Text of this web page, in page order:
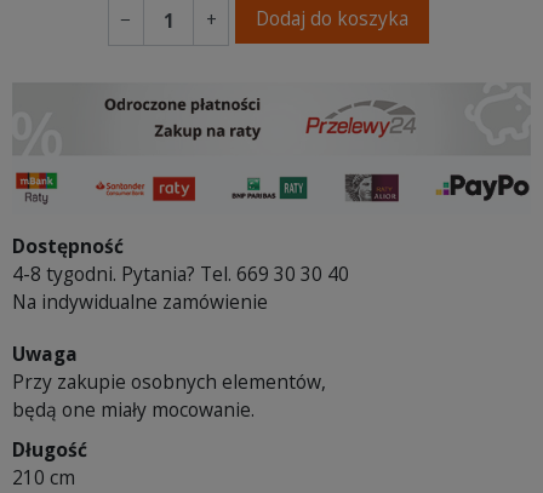
− + Dodaj do koszyka
Dostępność
4-8 tygodni. Pytania? Tel. 669 30 30 40
Na indywidualne zamówienie
Uwaga
Przy zakupie osobnych elementów,
będą one miały mocowanie.
Długość
210 cm